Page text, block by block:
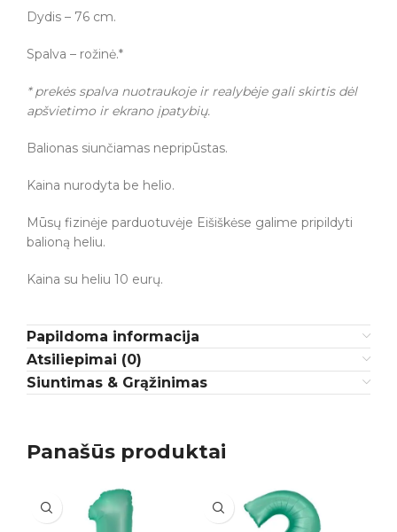
Dydis – 76 cm.
Spalva – rožinė.*
* prekės spalva nuotraukoje ir realybėje gali skirtis dėl
apšvietimo ir ekrano įpatybių.
Balionas siunčiamas nepripūstas.
Kaina nurodyta be helio.
Mūsų fizinėje parduotuvėje Eišiškėse galime pripildyti
balioną heliu.
Kaina su heliu 10 eurų.
Papildoma informacija
Atsiliepimai (0)
Siuntimas & Grąžinimas
Panašūs produktai